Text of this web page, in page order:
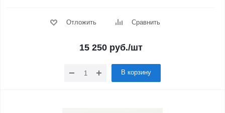
Отложить Сравнить
15 250руб./шт
В корзину